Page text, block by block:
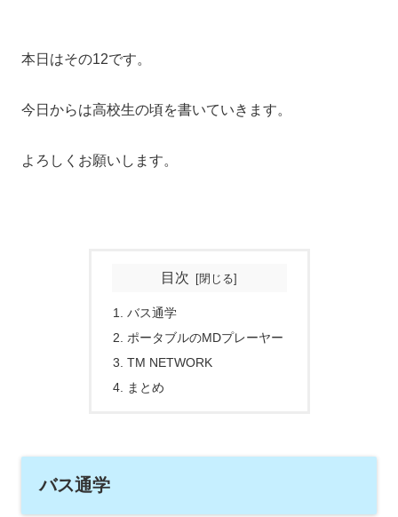
本日はその12です。
今日からは高校生の頃を書いていきます。
よろしくお願いします。
目次
バス通学
ポータブルのMDプレーヤー
TM NETWORK
まとめ
バス通学